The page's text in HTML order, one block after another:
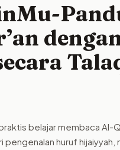
belajar membaca Al-
pengenalan huruf